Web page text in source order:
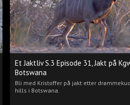
Et Jaktliv S.3 Episode 31, Jakt på
Botswana
Bli med Kristoffer på jakt etter
hills i Botswana.